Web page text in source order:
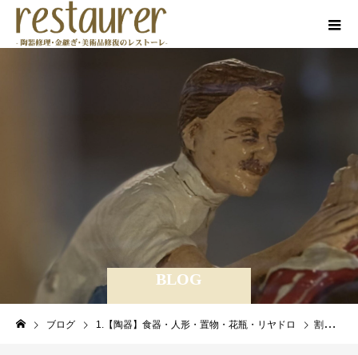
BLOG
ブログ 1.【陶器】食器・人形・置物・花瓶・リヤドロ 割れた陶器の補修